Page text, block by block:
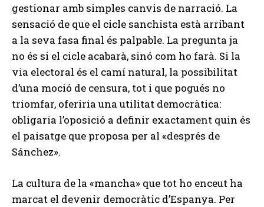
gestionar amb simples canvis de narració. La
sensació de que el cicle sanchista està arribant
a la seva fasa final és palpable. La pregunta ja
no és si el cicle acabarà, sinó com ho farà. Si la
via electoral és el camí natural, la possibilitat
d’una moció de censura, tot i que pogués no
triomfar, oferiria una utilitat democràtica:
obligaria l’oposició a definir exactament quin és
el paisatge que proposa per al «després de
Sánchez».
La cultura de la «mancha» que tot ho enceut ha
marcat el devenir democràtic d’Espanya. Per